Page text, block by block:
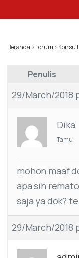
Beranda ›Forum ›
Penulis
29/March/2018
Dika
Tamu
mohon maaf
apa sih
saja ya dok?
29/March/2018